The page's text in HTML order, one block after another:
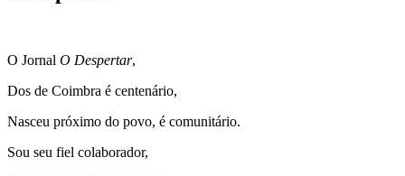
O Jornal O Despertar,
Dos de Coimbra é centenário,
Nasceu próximo do povo, é comunitário.
Sou seu fiel colaborador,